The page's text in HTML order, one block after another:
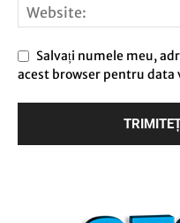
Salvați numele meu,
acest browser pentru